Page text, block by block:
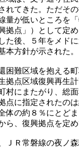
れてきた。ただそ
量が低いところを
拠点」）として定
た後、５年をメド
本方針が示された。
困難区域を抱える
拠点区域復興再生
村にまたがり、総
点に指定されたの
体の約８％にとど
ら、復興拠点を定め
ＪＲ常磐線の夜ノ